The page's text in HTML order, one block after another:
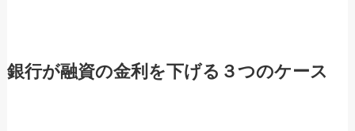
銀行が融資の金利を下げる３つのケース